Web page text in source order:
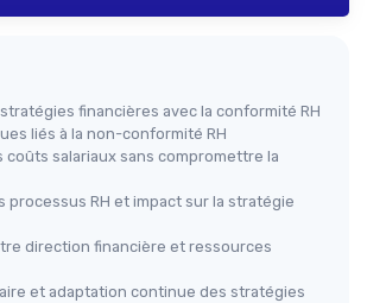
financières avec la conformité RH
liés à la non-conformité RH
coûts salariaux sans compromettre la
processus RH et impact sur la stratégie
direction financière et ressources
et adaptation continue des stratégies